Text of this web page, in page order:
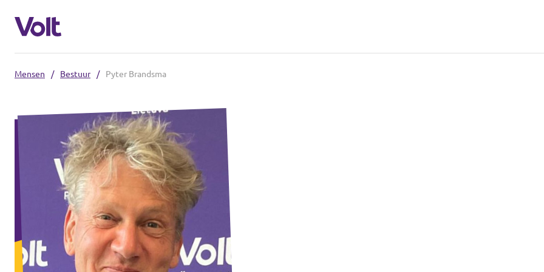
Nederlands
Afdelingen dichtbij
Volt Groningen
Volt Drenthe
Standpunten
Over Volt
Mensen
Nieuws
Mensen / Bestuur / Pyter Brandsma